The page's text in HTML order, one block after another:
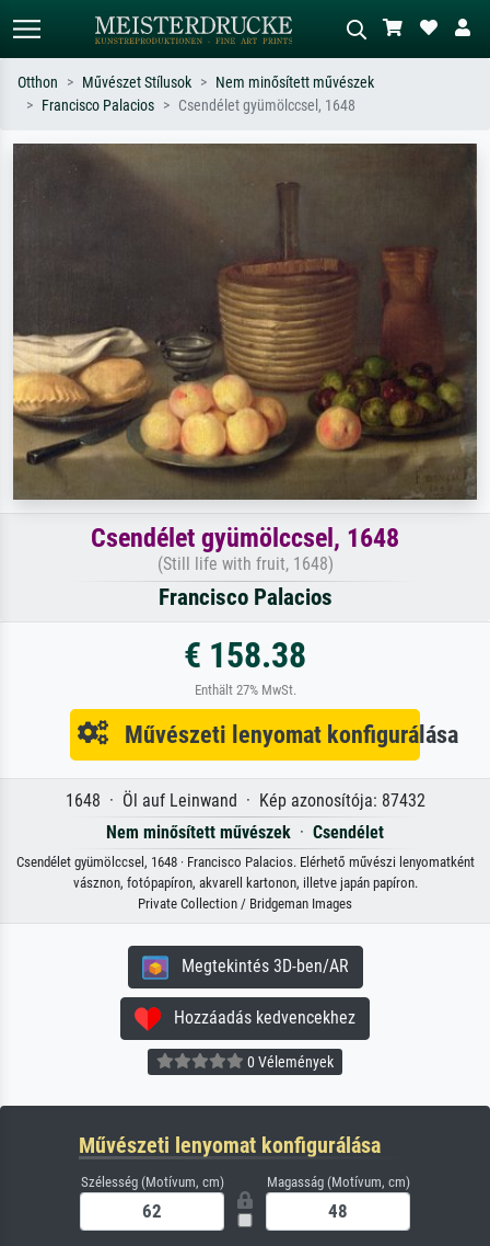
Keressen művész, műcím vagy stílus
piros absztrakt, sötét olajkép, álló akt
Otthon Művészet Stílusok
Nem minősített művészek
Francisco Palacios
Csendélet gyümölccsel, 1648
Csendélet gyümölccsel, 1648
(Still life with fruit, 1648)
Francisco Palacios
€ 158.38
Enthält 27% MwSt.
Művészeti lenyomat konfigurálása
1648 · Öl auf Leinwand · Kép azonosítója: 87432
Nem minősített művészek · Csendélet
Csendélet gyümölccsel, 1648 · Francisco Palacios. Elérhető művészi lenyomatként
vásznon, fotópapíron, akvarell kartonon, illetve japán papíron.
Private Collection / Bridgeman Images
Megtekintés 3D-ben/AR
Hozzáadás kedvencekhez
0 Vélemények
Művészeti lenyomat konfigurálása
Szélesség (Motívum, cm) Magasság (Motívum, cm)